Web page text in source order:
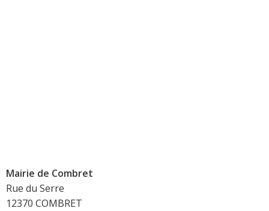
Mairie de Combret
Rue du Serre
12370 COMBRET